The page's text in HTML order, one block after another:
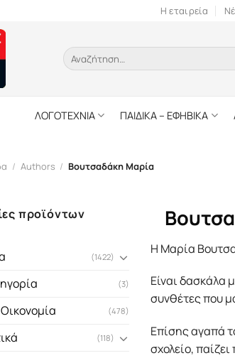
Η εταιρεία
Αναζήτηση
για:
ΛΟΓΟΤΕΧΝΙΑ ΠΑΙΔΙΚΑ – ΕΦΗΒΙΚΑ
/ Authors / Βουτσαδάκη Μαρία
προϊόντων
(1422)
(3)
(478)
(118)
Η Μαρία
Είναι δασκάλα
συνθέτες που
Επίσης αγαπά
σχολείο,